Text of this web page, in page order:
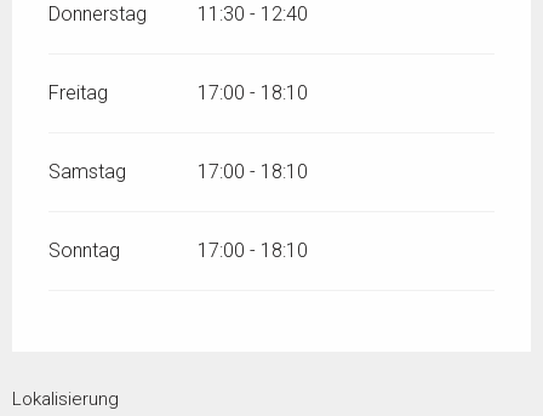
Donnerstag 11:30 - 12:40
Freitag 17:00 - 18:10
Samstag 17:00 - 18:10
Sonntag 17:00 - 18:10
Lokalisierung